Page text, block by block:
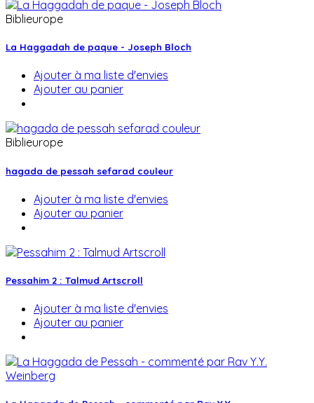
Biblieurope
La Haggadah de paque - Joseph Bloch
Ajouter à ma liste d'envies
Ajouter au panier
Biblieurope
hagada de pessah sefarad couleur
Ajouter à ma liste d'envies
Ajouter au panier
Pessahim 2 : Talmud Artscroll
Ajouter à ma liste d'envies
Ajouter au panier